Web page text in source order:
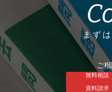
まず
ご
無料相談
資料請求